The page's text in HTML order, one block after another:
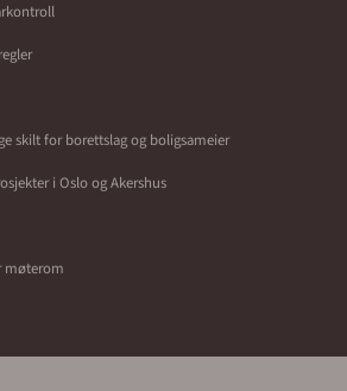
skilt for borettslag og boligsameier
i Oslo og Akershus
møterom